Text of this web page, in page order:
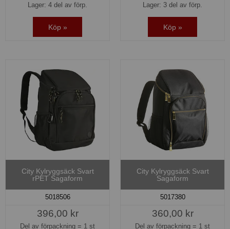
Lager: 4 del av förp.
Köp »
Lager: 3 del av förp.
Köp »
City Kylryggsäck Svart
rPET Sagaform
5018506
396,00 kr
Del av förpackning = 1 st
City Kylryggsäck Svart
Sagaform
5017380
360,00 kr
Del av förpackning = 1 st